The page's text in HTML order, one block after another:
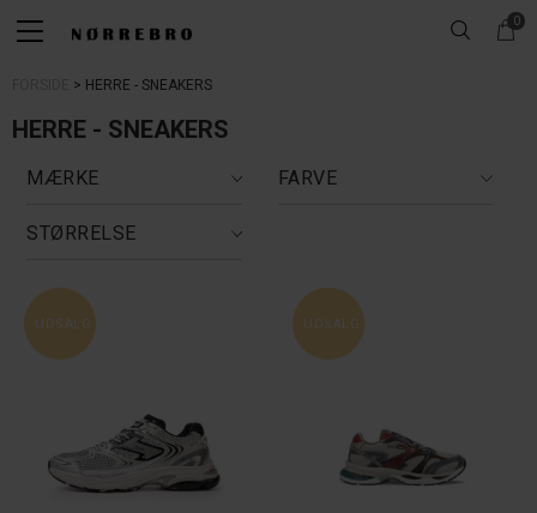
0
HERRE - SNEAKERS
HERRE - SNEAKERS
MÆRKE FARVE
STØRRELSE
UDSALG UDSALG